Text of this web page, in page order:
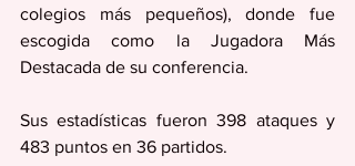
colegios más pequeños), donde fue
escogida como la Jugadora Más
Destacada de su conferencia.
Sus estadísticas fueron 398 ataques y
483 puntos en 36 partidos.